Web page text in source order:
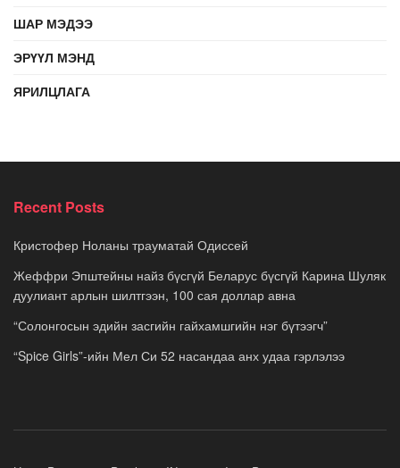
ШАР МЭДЭЭ
ЭРҮҮЛ МЭНД
ЯРИЛЦЛАГА
Recent Posts
Кристофер Ноланы трауматай Одиссей
Жеффри Эпштейны найз бүсгүй Беларус бүсгүй Карина Шуляк
дуулиант арлын шилтгээн, 100 сая доллар авна
“Солонгосын эдийн засгийн гайхамшгийн нэг бүтээгч”
“Spice Girls”-ийн Мел Си 52 насандаа анх удаа гэрлэлээ